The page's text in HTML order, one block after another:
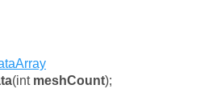
(int meshCount);